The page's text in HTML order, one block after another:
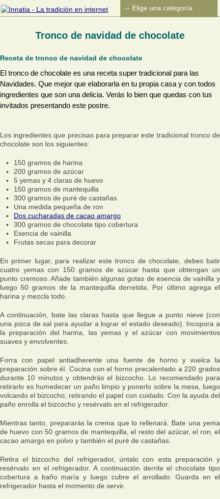
Tronco de navidad de chocolate
Receta de tronco de navidad de chocolate
El tronco de chocolate es una receta super tradicional para las
Navidades. Que mejor que elaborarla en tu propia casa y con todos
ingredientes que son una delicia. Verás lo bien que quedas con tus
invitados presentando este postre.
Los ingredientes que precisas para preparar este tradicional tronco de
chocolate son los siguientes:
150 gramos de harina
200 gramos de azúcar
5 yemas y 4 claras de huevo
150 gramos de mantequilla
300 gramos de puré de castañas
Una medida pequeña de ron
Dos cucharadas de cacao amargo
300 gramos de chocolate tipo cobertura
Esencia de vainilla
Frutas secas para decorar
En primer lugar, para realizar este tronco de chocolate, debes batir
cuatro yemas con 150 gramos de azúcar hasta que obtengan un
punto cremoso. Añade también algunas gotas de esencia de vainilla y
luego 50 gramos de la mantequilla derretida. Por último agrega el
harina y mezcla todo.
A continuación, bate las claras hasta que llegue a punto nieve (con
una pizca de sal para ayudar a lograr el estado deseado). Incopora a
la preparación del harina, las yemas y el azúcar con movimientos
suaves y envolventes.
Forra con papel antiadherente una fuente de horno y vuelca la
preparación sobre él. Cocina con el horno precalentado a 220 grados
durante 10 minutos y obtendrás el bizcocho. Lo recomendado para
retirarlo es humedecer un paño limpio y ponerlo sobre la mesa, luego
volcando el bizcocho, retirando el papel con cuidado. Con la ayuda del
paño enrolla el bizcocho y resérvalo en el refrigerador.
Mientras tanto, prepararás la crema que lo rellenará. Bate una yema
de huevo con 50 gramos de mantequilla, el resto del azúcar, el ron, el
cacao amargo en polvo y también el puré de castañas.
Retira el bizcocho del refrigerador, úntalo con esta preparación y
resérvalo en el refrigerador. A continuación derrite el chocolate tipo
cobertura a baño maría y luego cubre el arrollado. Guarda en el
refrigerador hasta el momento de servir.